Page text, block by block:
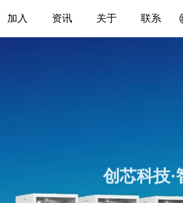
加入 资讯 关于 联系
科技赋能·工业控制系统解决